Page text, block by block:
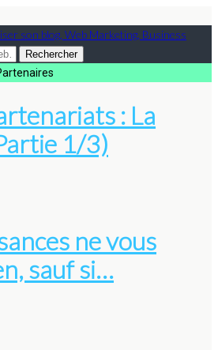
son blog, Web Marketing, Business
: La
1/3)
ne vous
sauf si…